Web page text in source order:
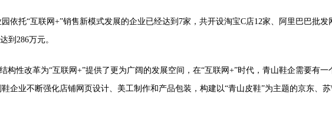
托“互联网+”销售新模式发展的企业已经达到7家，共开设淘宝C店12家、阿里巴巴批发
到286万元。
性改革为“互联网+”提供了更为广阔的发展空间，在“互联网+”时代，青山鞋企需要有一
企业不断强化店铺网页设计、美工制作和产品包装，构建以“青山皮鞋”为主题的京东、